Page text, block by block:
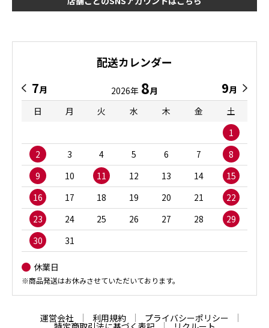
配送カレンダー
7月 2026年 8月 9月
日
月 火 水 木 金
土
1
2
3 4 5 6 7
8
9
10 11 12 13 14
15
16
17 18 19 20 21
22
23
24 25 26 27 28
29
30
31
休業日
※商品発送はお休みさせていただいております。
運営会社 利用規約 プライバシーポリシー